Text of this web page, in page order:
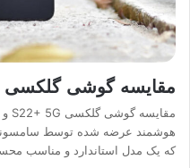
مقایسه گوشی گلکسی S22+ 5G و S20+ 5G
که یک مدل استاندارد و مناسب